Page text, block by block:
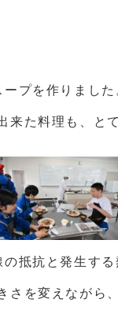
プを作りまし
た料理も、と
抵抗と発生す
を変えながら